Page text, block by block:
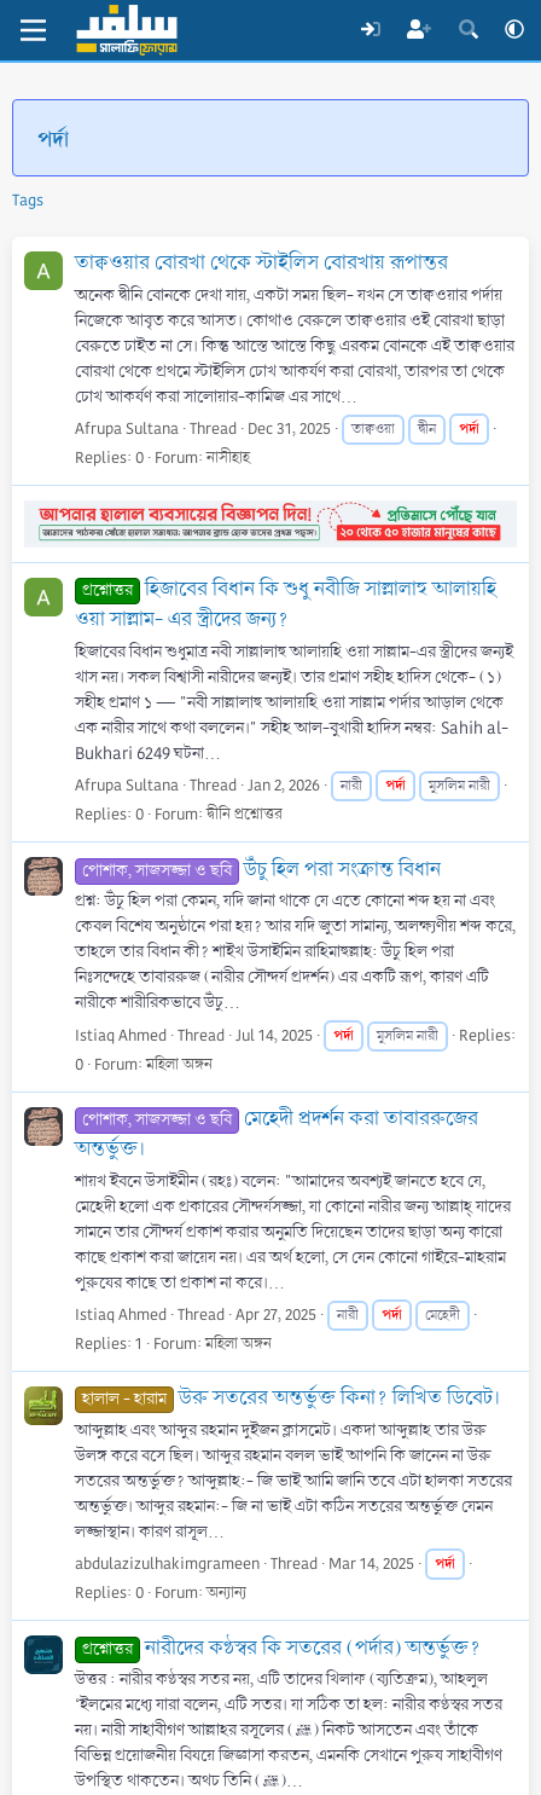
পর্দা
Tags
তাক্বওয়ার বোরখা থেকে স্টাইলিস বোরখায় রূপান্তর
অনেক দ্বীনি বোনকে দেখা যায়, একটা সময় ছিল- যখন সে তাক্বওয়ার পর্দায়
নিজেকে আবৃত করে আসত। কোথাও বেরুলে তাক্বওয়ার ওই বোরখা ছাড়া
বেরুতে চাইত না সে। কিন্তু আস্তে আস্তে কিছু এরকম বোনকে এই তাক্বওয়ার
বোরখা থেকে প্রথমে স্টাইলিস চোখ আকর্ষণ করা বোরখা, তারপর তা থেকে
চোখ আকর্ষণ করা সালোয়ার-কামিজ এর সাথে...
Afrupa Sultana Thread Dec 31, 2025 তাক্বওয়া দ্বীন
পর্দা
Replies: 0 Forum:নাসীহাহ
প্রশ্নোত্তর হিজাবের বিধান কি শুধু নবীজি সাল্লালাহু আলায়হি
ওয়া সাল্লাম- এর স্ত্রীদের জন্য?
হিজাবের বিধান শুধুমাত্র নবী সাল্লালাহু আলায়হি ওয়া সাল্লাম-এর স্ত্রীদের জন্যই
খাস নয়। সকল বিশ্বাসী নারীদের জন্যই। তার প্রমাণ সহীহ হাদিস থেকে- (১)
সহীহ প্রমাণ ১ — "নবী সাল্লালাহু আলায়হি ওয়া সাল্লাম পর্দার আড়াল থেকে
এক নারীর সাথে কথা বললেন।" সহীহ আল-বুখারী হাদিস নম্বর: Sahih al-
Bukhari 6249 ঘটনা...
Afrupa Sultana Thread Jan 2, 2026 নারী পর্দা মুসলিম নারী
Replies: 0 Forum:দ্বীনি প্রশ্নোত্তর
পোশাক, সাজসজ্জা ও ছবি উঁচু হিল পরা সংক্রান্ত বিধান
প্রশ্ন: উঁচু হিল পরা কেমন, যদি জানা থাকে যে এতে কোনো শব্দ হয় না এবং
কেবল বিশেষ অনুষ্ঠানে পরা হয়? আর যদি জুতা সামান্য, অলক্ষ্যণীয় শব্দ করে,
তাহলে তার বিধান কী? শাইখ উসাইমিন রাহিমাহুল্লাহ: উঁচু হিল পরা
নিঃসন্দেহে তাবাররুজ (নারীর সৌন্দর্য প্রদর্শন) এর একটি রূপ, কারণ এটি
নারীকে শারীরিকভাবে উঁচু...
Istiaq Ahmed Thread Jul 14, 2025 পর্দা মুসলিম নারী
Replies:
0 Forum:মহিলা অঙ্গন
পোশাক, সাজসজ্জা ও ছবি মেহেদী প্রদর্শন করা তাবাররুজের
অন্তর্ভুক্ত।
শায়খ ইবনে উসাইমীন (রহঃ) বলেন: "আমাদের অবশ্যই জানতে হবে যে,
মেহেদী হলো এক প্রকারের সৌন্দর্যসজ্জা, যা কোনো নারীর জন্য আল্লাহ্‌ যাদের
সামনে তার সৌন্দর্য প্রকাশ করার অনুমতি দিয়েছেন তাদের ছাড়া অন্য কারো
কাছে প্রকাশ করা জায়েয নয়। এর অর্থ হলো, সে যেন কোনো গাইরে-মাহরাম
পুরুষের কাছে তা প্রকাশ না করে।...
Istiaq Ahmed Thread Apr 27, 2025 নারী পর্দা মেহেদী
Replies: 1 Forum:মহিলা অঙ্গন
হালাল - হারাম উরু সতরের অন্তর্ভুক্ত কিনা? লিখিত ডিবেট।
আব্দুল্লাহ এবং আব্দুর রহমান দুইজন ক্লাসমেট। একদা আব্দুল্লাহ তার উরু
উলঙ্গ করে বসে ছিল। আব্দুর রহমান বলল ভাই আপনি কি জানেন না উরু
সতরের অন্তর্ভুক্ত? আব্দুল্লাহ:- জি ভাই আমি জানি তবে এটা হালকা সতরের
অন্তর্ভুক্ত। আব্দুর রহমান:- জি না ভাই এটা কঠিন সতরের অন্তর্ভুক্ত যেমন
লজ্জাস্থান। কারণ রাসূল...
abdulazizulhakimgrameen Thread Mar 14, 2025
পর্দা
Replies: 0 Forum:অন্যান্য
প্রশ্নোত্তর নারীদের কণ্ঠস্বর কি সতরের (পর্দার) অন্তর্ভুক্ত?
উত্তর : নারীর কণ্ঠস্বর সতর নয়, এটি তাদের খিলাফ (ব্যতিক্রম), আহলুল
‘ইলমের মধ্যে যারা বলেন, এটি সতর। যা সঠিক তা হল: নারীর কণ্ঠস্বর সতর
নয়। নারী সাহাবীগণ আল্লাহর রসূলের (ﷺ) নিকট আসতেন এবং তাঁকে
বিভিন্ন প্রয়োজনীয় বিষয়ে জিজ্ঞাসা করতন, এমনকি সেখানে পুরুষ সাহাবীগণ
উপস্থিত থাকতেন। অথচ তিনি (ﷺ)...